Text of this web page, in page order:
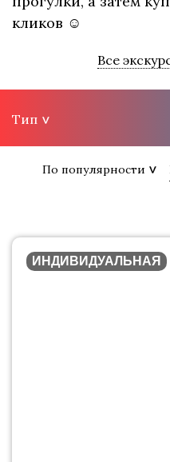
кликов ☺
Все
Тип
По популярности
ИНДИВИДУАЛЬНАЯ